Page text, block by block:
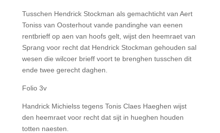
Tusschen Hendrick Stockman als gemachticht van Aert
Toniss van Oosterhout vande pandinghe van eenen
rentbrieff op aen van hoofs gelt, wijst den heemraet van
Sprang voor recht dat Hendrick Stockman gehouden sal
wesen die wilcoer brieff voort te brenghen tusschen dit
ende twee gerecht daghen.
Folio 3v
Handrick Michielss tegens Tonis Claes Haeghen wijst
den heemraet voor recht dat sijt in hueghen houden
totten naesten.